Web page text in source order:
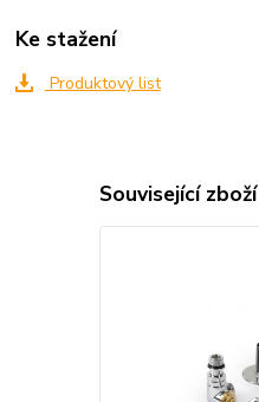
Ke stažení
Produktový list
Související zboží